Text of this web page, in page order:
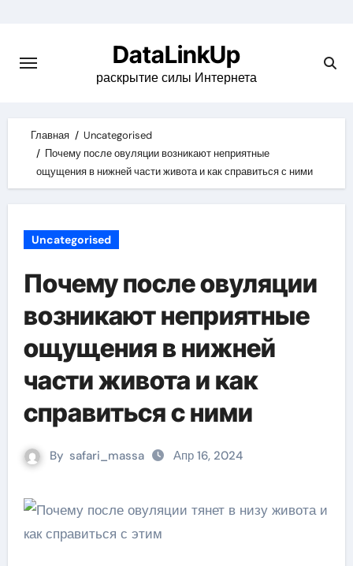
content
DataLinkUp
раскрытие силы Интернета
Главная
Uncategorised
Почему после овуляции возникают неприятные
ощущения в нижней части живота и как справиться с ними
Uncategorised
Почему после овуляции
возникают неприятные
ощущения в нижней
части живота и как
справиться с ними
By safari_massa Апр 16, 2024